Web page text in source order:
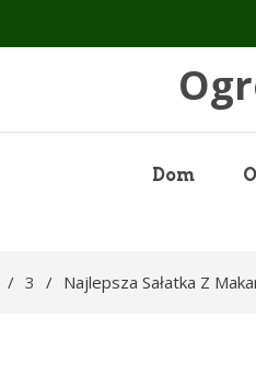
Dom
3 Najlepsza Sałatka Z